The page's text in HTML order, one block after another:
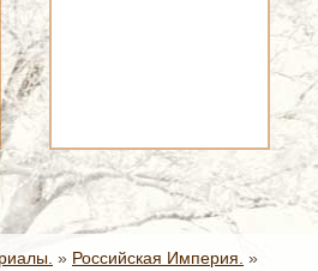
» Российская Империя. »